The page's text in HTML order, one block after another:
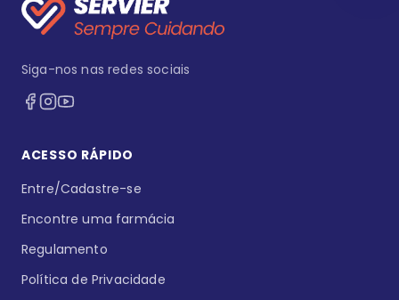
Siga-nos nas redes sociais
ACESSO RÁPIDO
Entre/Cadastre-se
Encontre uma farmácia
Regulamento
Política de Privacidade